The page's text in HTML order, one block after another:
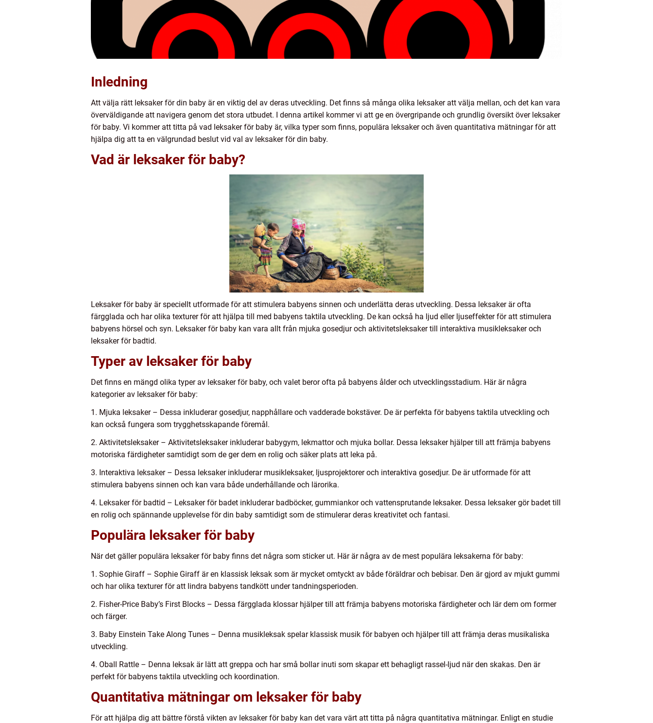
Inledning
Att välja rätt leksaker för din baby är en viktig del av deras utveckling. Det finns så många olika leksaker att välja mellan, och det kan vara
överväldigande att navigera genom det stora utbudet. I denna artikel kommer vi att ge en övergripande och grundlig översikt över leksaker
för baby. Vi kommer att titta på vad leksaker för baby är, vilka typer som finns, populära leksaker och även quantitativa mätningar för att
hjälpa dig att ta en välgrundad beslut vid val av leksaker för din baby.
Vad är leksaker för baby?
Leksaker för baby är speciellt utformade för att stimulera babyens sinnen och underlätta deras utveckling. Dessa leksaker är ofta
färgglada och har olika texturer för att hjälpa till med babyens taktila utveckling. De kan också ha ljud eller ljuseffekter för att stimulera
babyens hörsel och syn. Leksaker för baby kan vara allt från mjuka gosedjur och aktivitetsleksaker till interaktiva musikleksaker och
leksaker för badtid.
Typer av leksaker för baby
Det finns en mängd olika typer av leksaker för baby, och valet beror ofta på babyens ålder och utvecklingsstadium. Här är några
kategorier av leksaker för baby:
1. Mjuka leksaker – Dessa inkluderar gosedjur, napphållare och vadderade bokstäver. De är perfekta för babyens taktila utveckling och
kan också fungera som trygghetsskapande föremål.
2. Aktivitetsleksaker – Aktivitetsleksaker inkluderar babygym, lekmattor och mjuka bollar. Dessa leksaker hjälper till att främja babyens
motoriska färdigheter samtidigt som de ger dem en rolig och säker plats att leka på.
3. Interaktiva leksaker – Dessa leksaker inkluderar musikleksaker, ljusprojektorer och interaktiva gosedjur. De är utformade för att
stimulera babyens sinnen och kan vara både underhållande och lärorika.
4. Leksaker för badtid – Leksaker för badet inkluderar badböcker, gummiankor och vattensprutande leksaker. Dessa leksaker gör badet till
en rolig och spännande upplevelse för din baby samtidigt som de stimulerar deras kreativitet och fantasi.
Populära leksaker för baby
När det gäller populära leksaker för baby finns det några som sticker ut. Här är några av de mest populära leksakerna för baby:
1. Sophie Giraff – Sophie Giraff är en klassisk leksak som är mycket omtyckt av både föräldrar och bebisar. Den är gjord av mjukt gummi
och har olika texturer för att lindra babyens tandkött under tandningsperioden.
2. Fisher-Price Baby’s First Blocks – Dessa färgglada klossar hjälper till att främja babyens motoriska färdigheter och lär dem om former
och färger.
3. Baby Einstein Take Along Tunes – Denna musikleksak spelar klassisk musik för babyen och hjälper till att främja deras musikaliska
utveckling.
4. Oball Rattle – Denna leksak är lätt att greppa och har små bollar inuti som skapar ett behagligt rassel-ljud när den skakas. Den är
perfekt för babyens taktila utveckling och koordination.
Quantitativa mätningar om leksaker för baby
För att hjälpa dig att bättre förstå vikten av leksaker för baby kan det vara värt att titta på några quantitativa mätningar. Enligt en studie